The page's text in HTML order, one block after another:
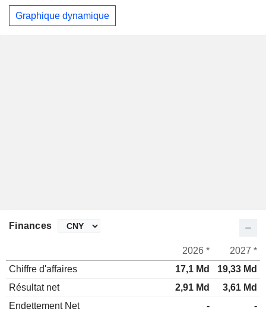
Graphique dynamique
Finances
2026 *
2027 *
Chiffre d'affaires
17,1 Md
19,33 Md
Résultat net
2,91 Md
3,61 Md
Endettement Net
- -